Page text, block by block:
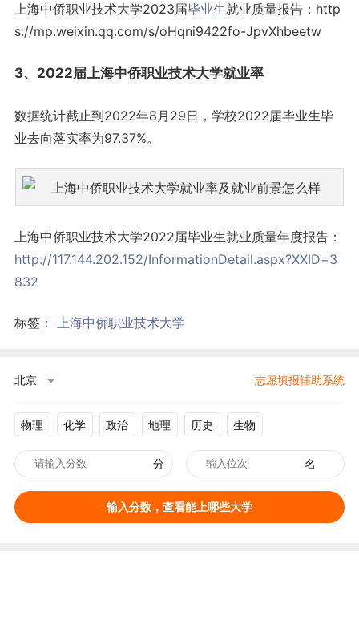
上海中侨职业技术大学2023届毕业生就业质量报告：http
s://mp.weixin.qq.com/s/oHqni9422fo-JpvXhbeetw
3、2022届上海中侨职业技术大学就业率
数据统计截止到2022年8月29日，学校2022届毕业生毕
业去向落实率为97.37%。
上海中侨职业技术大学2022届毕业生就业质量年度报告：
http://117.144.202.152/InformationDetail.aspx?XXID=3
832
标签： 上海中侨职业技术大学
北京 志愿填报辅助系统
物理 化学 政治 地理 历史 生物
分 名
输入分数，查看能上哪些大学